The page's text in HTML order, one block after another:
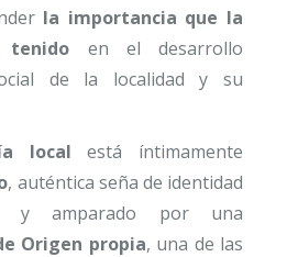
la importancia que la
en el desarrollo
de la localidad y su
local está íntimamente
, auténtica seña de identidad
y amparado por una
Origen propia, una de las